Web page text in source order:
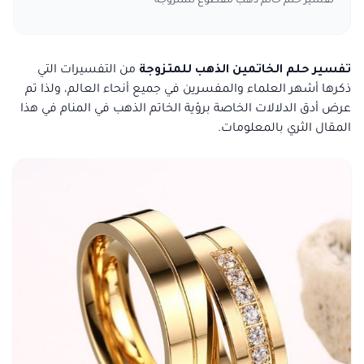
تفسير حلم الخاتمين الذهب للمتزوجة من التفسيرات التي
ذكرها أشهر العلماء والمفسرين في جميع أنحاء العالم، ولذا تم
عرض أدق الدلالات الخاصة برؤية الخاتم الذهب في المنام في هذا
المقال الثري بالمعلومات.